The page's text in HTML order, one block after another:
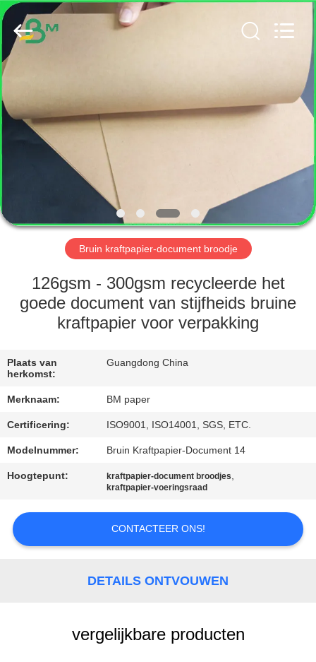
HUIS
PRODUCTEN
ONGEVEER
FABRIEKSREIS
KWALITEITSCONTROLE
CONTACTEER
GEVALLEN
SITEMAP
PRIVACY
POLICY
GUANGZHOU
BMPAPER
CO.,
LTD..
Rights
Reserved.
Bruin kraftpapier-document broodje
126gsm - 300gsm recycleerde het
goede document van stijfheids bruine
kraftpapier voor verpakking
Plaats van
herkomst:
Guangdong China
Merknaam: BM paper
Certificering: ISO9001, ISO14001, SGS, ETC.
Modelnummer: Bruin Kraftpapier-Document 14
Hoogtepunt: kraftpapier-document broodjes,
kraftpapier-voeringsraad
CONTACTEER ONS!
DETAILS ONTVOUWEN
vergelijkbare producten